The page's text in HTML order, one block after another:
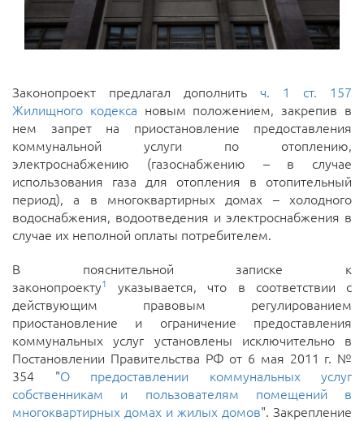
Законопроект предлагал дополнить ч. 1 ст. 157
Жилищного кодекса новым положением, закрепив в
нем запрет на приостановление предоставления
коммунальной услуги по отоплению,
электроснабжению (газоснабжению – в случае
использования газа для отопления в отопительный
период), а в многоквартирных домах – холодного
водоснабжения, водоотведения и электроснабжения в
случае их неполной оплаты потребителем.
В пояснительной записке к
законопроекту1
указывается, что в соответствии с
действующим правовым регулированием
приостановление и ограничение предоставления
коммунальных услуг установлены исключительно в
Постановлении Правительства РФ от 6 мая 2011 г. №
354 "О предоставлении коммунальных услуг
собственникам и пользователям помещений в
многоквартирных домах и жилых домов". Закрепление